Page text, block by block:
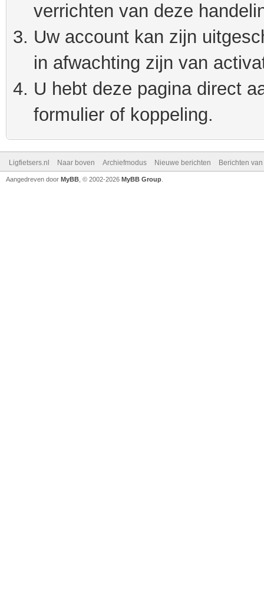
verrichten van deze
Uw account kan zijn
in afwachting zijn van
U hebt deze pagina direct
formulier of koppeling.
Ligfietsers.nl Naar boven Archiefmodus Nieuwe berichten Berichten
Aangedreven door MyBB , © 2002-2026 MyBB Group